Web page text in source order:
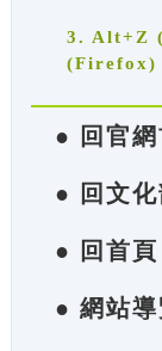
3. Alt+Z
(Firefox)
● 回官網
● 回文
● 回首頁
● 網站導